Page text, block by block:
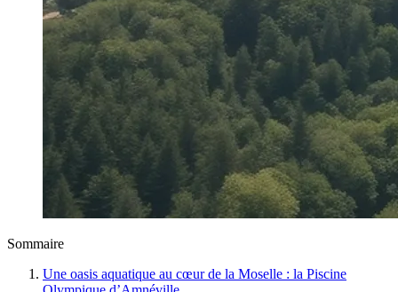
Sommaire
Une oasis aquatique au cœur de la Moselle : la Piscine